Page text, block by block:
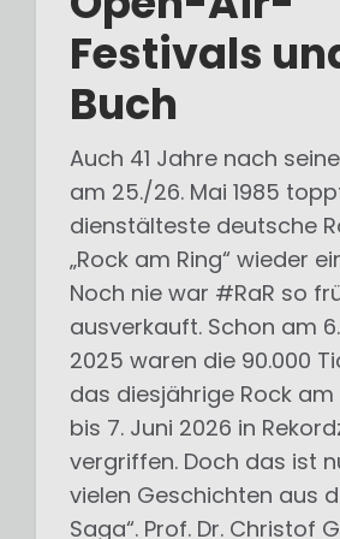
Festivals
Buch
Auch 41 Jahre nach
am 25./26. Mai 1985
dienstälteste deutsche
„Rock am Ring“ wieder
Noch nie war #RaR so
ausverkauft. Schon am
2025 waren die 90.000
das diesjährige Rock am
bis 7. Juni 2026 in
vergriffen. Doch das ist
vielen Geschichten aus
Saga“. Prof. Dr. Christof